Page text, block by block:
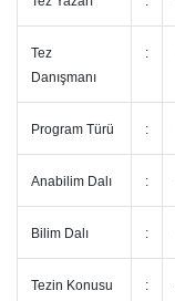
Tez
Danışmanı
:
Program Türü :
Anabilim Dalı :
Bilim Dalı :
Tezin Konusu :